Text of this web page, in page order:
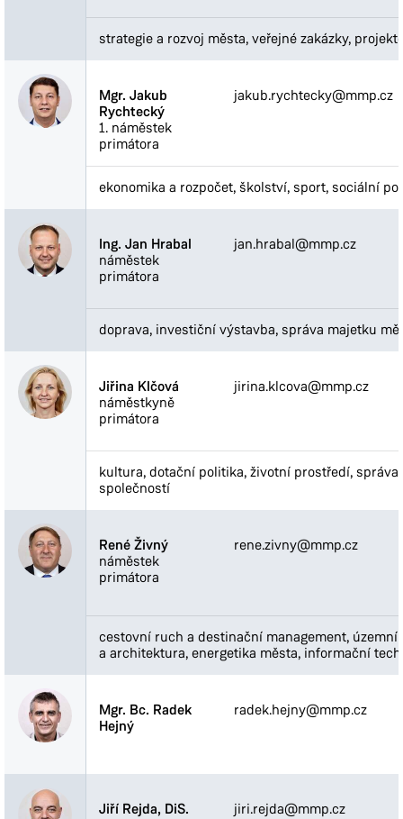
strategie a rozvoj města, veřejné zakázky,
Mgr. Jakub
Rychtecký
1. náměstek
primátora
jakub.rychtecky@mmp.cz
ekonomika a rozpočet, školství, sport, sociální
Ing. Jan Hrabal
náměstek
primátora
jan.hrabal@mmp.cz
doprava, investiční výstavba, správa majetku
Jiřina Klčová
náměstkyně
primátora
jirina.klcova@mmp.cz
kultura, dotační politika, životní prostředí,
společností
René Živný
náměstek
primátora
rene.zivny@mmp.cz
cestovní ruch a destinační management,
a architektura, energetika města, informační
Mgr. Bc. Radek
Hejný
radek.hejny@mmp.cz
Jiří Rejda, DiS. jiri.rejda@mmp.cz